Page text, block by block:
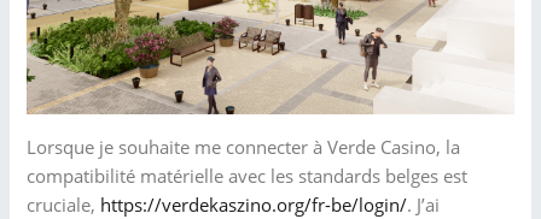
Lorsque je souhaite me connecter à Verde Casino, la
compatibilité matérielle avec les standards belges est
cruciale, https://verdekaszino.org/fr-be/login/. J’ai